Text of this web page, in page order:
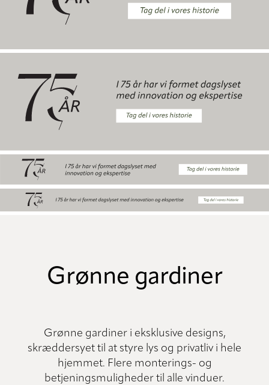
Grønne gardiner
Grønne gardiner i eksklusive designs,
skræddersyet til at styre lys og privatliv i hele
hjemmet. Flere monterings- og
betjeningsmuligheder til alle vinduer.